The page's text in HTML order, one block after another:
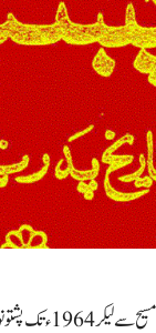
پختانہ د تاریخ پر